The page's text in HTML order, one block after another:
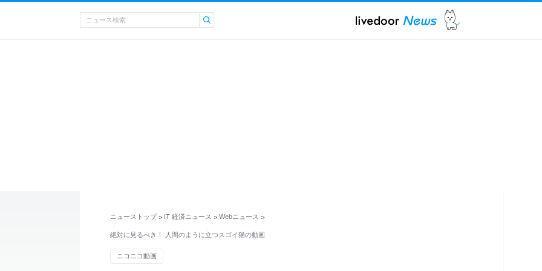
ニューストップ > IT 経済ニュース > Webニュース >
絶対に見るべき！ 人間のように立つスゴイ猫の動画
ニコニコ動画